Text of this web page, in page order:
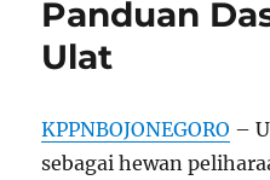
Panduan
Ulat
KPPNBOJONEGORO –
sebagai hewan